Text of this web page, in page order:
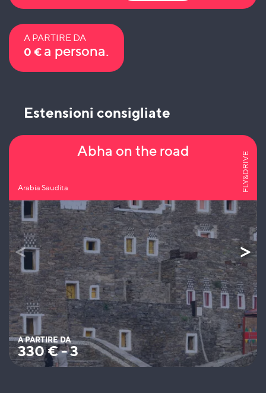
A PARTIRE DA
0 € a persona.
Estensioni consigliate
Arabia Saudita
Abha on the road FLY&DRIVE
A PARTIRE DA
330€-3